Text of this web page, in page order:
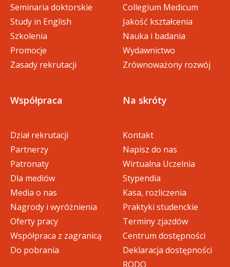
Seminaria doktorskie
Study in English
Szkolenia
Promocje
Zasady rekrutacji
Collegium Medicum
Jakość kształcenia
Nauka i badania
Wydawnictwo
Zrównoważony rozwój
Współpraca
Dział rekrutacji
Partnerzy
Patronaty
Dla mediów
Media o nas
Nagrody i wyróżnienia
Oferty pracy
Współpraca z zagranicą
Do pobrania
Na skróty
Kontakt
Napisz do nas
Wirtualna Uczelnia
Stypendia
Kasa, rozliczenia
Praktyki studenckie
Terminy zjazdów
Centrum dostępności
Deklaracja dostępności
RODO